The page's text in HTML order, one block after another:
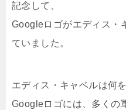
記念して、
Googleロゴがエディス・
ていました。
エディス・キャベルは何
Googleロゴには、多くの